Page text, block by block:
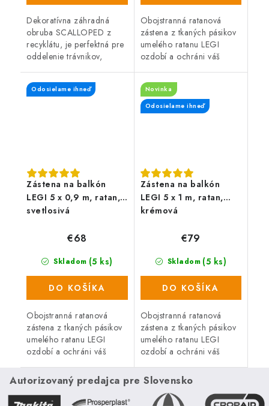
Dekoratívna záhradná
obruba SCALLOPED z
recyklátu, je perfektná pre
oddelenie trávnikov,
alebo miest na odpočinok
na záhrade. Pružný,
Obojstranná ratanová
zástena z tkaných pásikov
umelého ratanu LEGI
ozdobí a ochráni váš
plot a zaistí súkromie po
celý rok. Zástena má
obojstrannú UV...
Zástena na balkón
LEGI 5 x 0,9 m, ratan,
svetlosivá
Odosielame ihneď
Skladom (5 ks)
€68
DO KOŠÍKA
Obojstranná ratanová
zástena z tkaných pásikov
umelého ratanu LEGI
ozdobí a ochráni váš
plot a zaistí súkromie po
celý rok. Zástena má
obojstrannú UV...
Zástena na balkón
LEGI 5 x 1 m, ratan,
krémová
Novinka
Odosielame ihneď
Skladom (5 ks)
€79
DO KOŠÍKA
Obojstranná ratanová
zástena z tkaných pásikov
umelého ratanu LEGI
ozdobí a ochráni váš
plot a zaistí súkromie po
celý rok. Zástena má
obojstrannú UV...
Autorizovaný predajca pre Slovensko